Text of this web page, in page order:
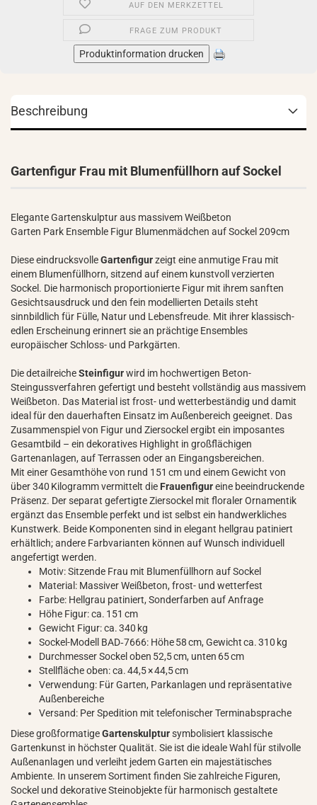
AUF DEN MERKZETTEL
FRAGE ZUM PRODUKT
Produktinformation drucken
Beschreibung
Gartenfigur Frau mit Blumenfüllhorn auf Sockel
Elegante Gartenskulptur aus massivem Weißbeton
Garten Park Ensemble Figur Blumenmädchen auf Sockel 209cm
Diese eindrucksvolleGartenfigurzeigt eine anmutige Frau mit
einem Blumenfüllhorn, sitzend auf einem kunstvoll verzierten
Sockel. Die harmonisch proportionierte Figur mit ihrem sanften
Gesichtsausdruck und den fein modellierten Details steht
sinnbildlich für Fülle, Natur und Lebensfreude. Mit ihrer klassisch-
edlen Erscheinung erinnert sie an prächtige Ensembles
europäischer Schloss- und Parkgärten.
Die detailreicheSteinfigurwird im hochwertigen Beton-
Steingussverfahren gefertigt und besteht vollständig aus massivem
Weißbeton. Das Material ist frost- und wetterbeständig und damit
ideal für den dauerhaften Einsatz im Außenbereich geeignet. Das
Zusammenspiel von Figur und Ziersockel ergibt ein imposantes
Gesamtbild – ein dekoratives Highlight in großflächigen
Gartenanlagen, auf Terrassen oder an Eingangsbereichen.
Mit einer Gesamthöhe von rund 151 cm und einem Gewicht von
über 340 Kilogramm vermittelt die Frauenfigureine beeindruckende
Präsenz. Der separat gefertigte Ziersockel mit floraler Ornamentik
ergänzt das Ensemble perfekt und ist selbst ein handwerkliches
Kunstwerk. Beide Komponenten sind in elegant hellgrau patiniert
erhältlich; andere Farbvarianten können auf Wunsch individuell
angefertigt werden.
Motiv: Sitzende Frau mit Blumenfüllhorn auf Sockel
Material: Massiver Weißbeton, frost- und wetterfest
Farbe: Hellgrau patiniert, Sonderfarben auf Anfrage
Höhe Figur: ca. 151 cm
Gewicht Figur: ca. 340 kg
Sockel-Modell BAD‑7666: Höhe 58 cm, Gewicht ca. 310 kg
Durchmesser Sockel oben 52,5 cm, unten 65 cm
Stellfläche oben: ca. 44,5 × 44,5 cm
Verwendung: Für Garten, Parkanlagen und repräsentative
Außenbereiche
Versand: Per Spedition mit telefonischer Terminabsprache
Diese großformatigeGartenskulptursymbolisiert klassische
Gartenkunst in höchster Qualität. Sie ist die ideale Wahl für stilvolle
Außenanlagen und verleiht jedem Garten ein majestätisches
Ambiente. In unserem Sortiment finden Sie zahlreiche Figuren,
Sockel und dekorative Steinobjekte für harmonisch gestaltete